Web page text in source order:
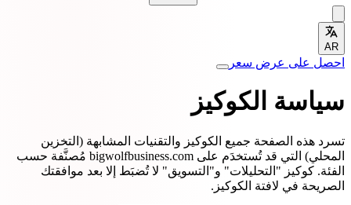
AR
احصل على عرض سعر
سياسة الكوكيز
تسرد هذه الصفحة جميع الكوكيز والتقنيات المشابهة (التخزين
المحلي) التي قد تُستخدَم على bigwolfbusiness.com مُصنَّفة حسب
الفئة. كوكيز "التحليلات" و"التسويق" لا تُضبَط إلا بعد موافقتك
الصريحة في لافتة الكوكيز.